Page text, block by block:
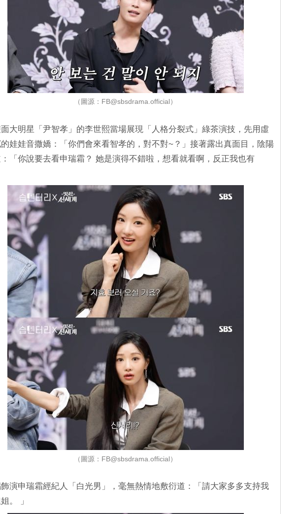
（圖源：FB@sbsdrama.official）
大明星「尹智孝」的李世熙當場展現「人格分裂式」綠茶演技，先用虛
娃娃音撒嬌：「你們會來看智孝的，對不對~？」接著露出真面目，陰陽
「你說要去看申瑞霜？ 她是演得不錯啦，想看就看啊，反正我也有
（圖源：FB@sbsdrama.official）
演申瑞霜經紀人「白光男」，毫無熱情地敷衍道：「請大家多多支持我
。 」